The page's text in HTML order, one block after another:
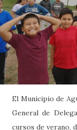
El Municipio de
General de
cursos de verano,